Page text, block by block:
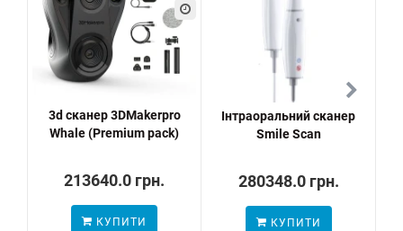
3d сканер 3DMakerpro
Whale (Premium pack)
213640.0 грн.
КУПИТИ
Інтраоральний сканер
Smile Scan
280348.0 грн.
КУПИТИ